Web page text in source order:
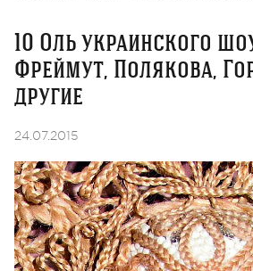
10 Оль украинского
Фреймут, Полякова,
другие
24.07.2015